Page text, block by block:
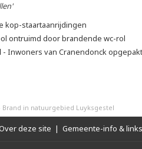
kop-staartaanrijdingen
ontruimd door brandende wc-rol
- Inwoners van Cranendonck opgepakt
Brand in natuurgebied Luyksgestel
deze site | Gemeente-info & links